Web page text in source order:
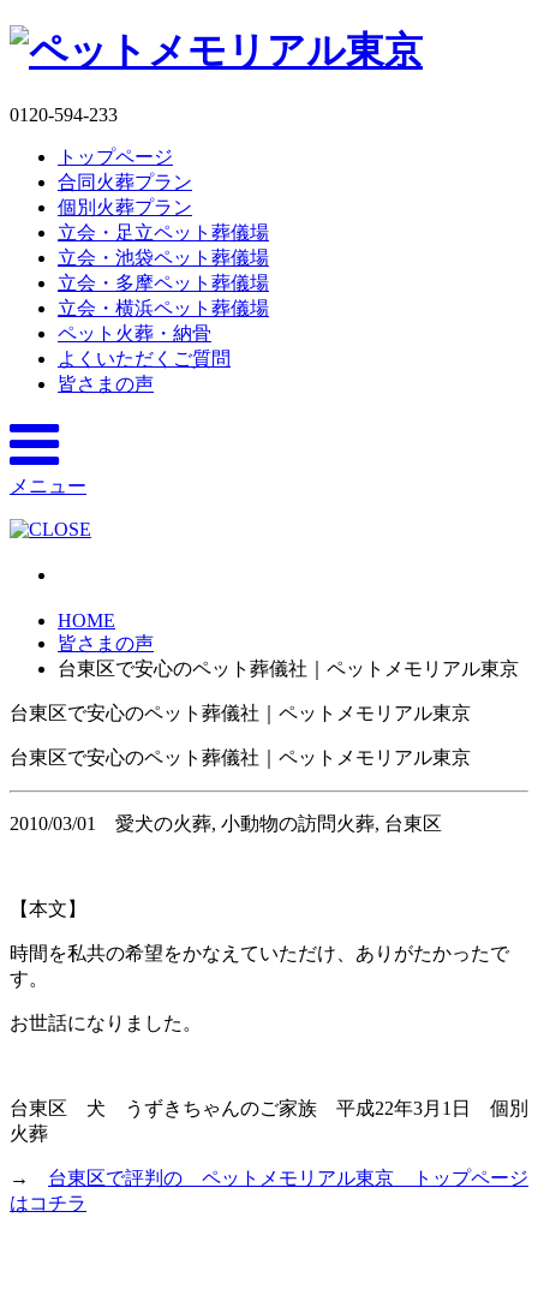
0120-594-233
トップページ
合同火葬プラン
個別火葬プラン
立会・足立ペット葬儀場
立会・池袋ペット葬儀場
立会・多摩ペット葬儀場
立会・横浜ペット葬儀場
ペット火葬・納骨
よくいただくご質問
皆さまの声
メニュー
HOME
皆さまの声
台東区で安心のペット葬儀社｜ペットメモリアル東京
台東区で安心のペット葬儀社｜ペットメモリアル東京
台東区で安心のペット葬儀社｜ペットメモリアル東京
2010/03/01 愛犬の火葬, 小動物の訪問火葬, 台東区
【本文】
時間を私共の希望をかなえていただけ、ありがたかったで
す。
お世話になりました。
台東区 犬 うずきちゃんのご家族 平成22年3月1日 個別
火葬
→ 台東区で評判の ペットメモリアル東京 トップページ
はコチラ